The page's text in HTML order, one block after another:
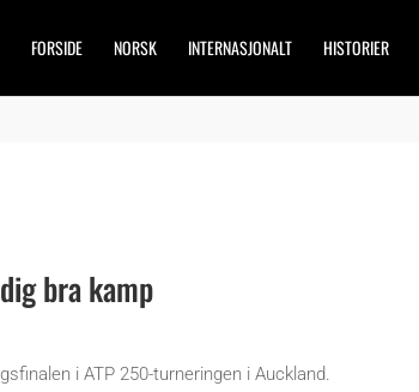
FORSIDE NORSK INTERNASJONALT HISTORIER
bra kamp
i ATP 250-turneringen i Auckland.